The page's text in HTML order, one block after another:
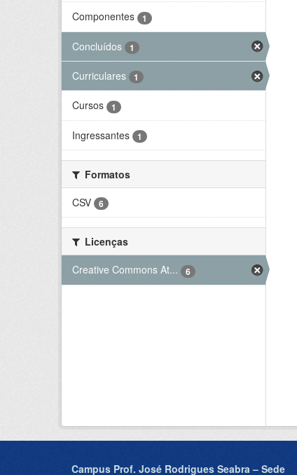
Componentes 1
Concluídos 1
Curriculares 1
Cursos 1
Ingressantes 1
Formatos
CSV
6
Licenças
Creative Commons At...
6
Campus Prof. José Rodrigues Seabra – Sede